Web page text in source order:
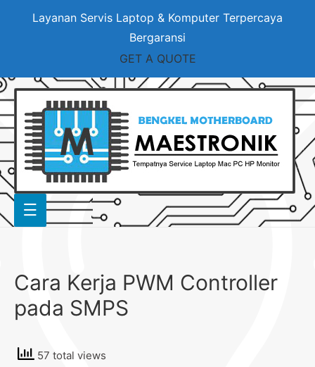
Layanan Servis Laptop & Komputer Terpercaya
Bergaransi
GET A QUOTE
Cara Kerja PWM Controller
pada SMPS
57 total views